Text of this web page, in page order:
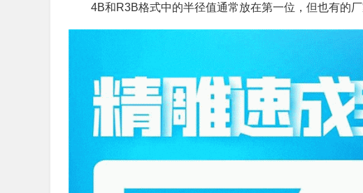
4B和R3B格式中的半径值通常放在第一位，但也有的